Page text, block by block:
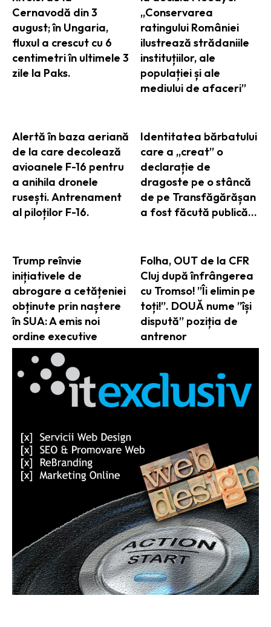
Cernavodă din 3
august; în Ungaria,
fluxul a crescut cu 6
centimetri în ultimele 3
zile la Paks.
„Conservarea
ratingului României
ilustrează strădaniile
instituțiilor, ale
populației și ale
mediului de afaceri”
Alertă în baza aeriană
de la care decolează
avioanele F-16 pentru
a anihila dronele
rusești. Antrenament
al piloților F-16.
Identitatea bărbatului
care a „creat” o
declarație de
dragoste pe o stâncă
de pe Transfăgărășan
a fost făcută publică…
Trump reînvie
inițiativele de
abrogare a cetățeniei
obținute prin naștere
în SUA: A emis noi
ordine executive
Folha, OUT de la CFR
Cluj după înfrângerea
cu Tromso! ”Îi elimin pe
toți!”. DOUĂ nume ”își
dispută” poziția de
antrenor